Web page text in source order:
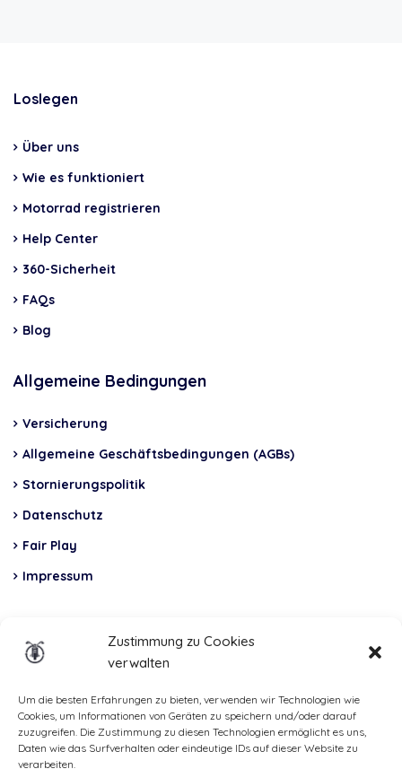
Zustimmung zu Cookies
verwalten
Um die besten Erfahrungen zu bieten, verwenden wir Technologien wie
Cookies, um Informationen von Geräten zu speichern und/oder darauf
zuzugreifen. Die Zustimmung zu diesen Technologien ermöglicht es uns,
Daten wie das Surfverhalten oder eindeutige IDs auf dieser Website zu
verarbeiten.
Loslegen
Über uns
Wie es funktioniert
Motorrad registrieren
Help Center
360-Sicherheit
FAQs
Blog
Allgemeine Bedingungen
Versicherung
Allgemeine Geschäftsbedingungen (AGBs)
Stornierungspolitik
Datenschutz
Fair Play
Impressum
Total Casco, Partner
Methods
of
payment